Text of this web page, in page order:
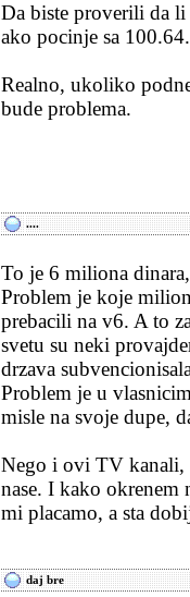
Da biste proverili da
ako pocinje sa
Realno, ukoliko
bude problema.
....
To je 6 miliona
Problem je koje
prebacili na v6. A to
svetu su neki
drzava
Problem je u
misle na svoje dupe,
Nego i ovi TV kanali,
nase. I kako okrenem
mi placamo, a sta
daj bre